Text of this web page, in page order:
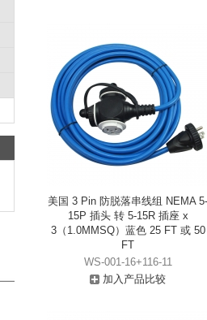
美国 3 Pin 防脱落串线组 NEMA 5-
15P 插头 转 5-15R 插座 x
3（1.0MMSQ）蓝色 25 FT 或 50
FT
WS-001-16+116-11
加入产品比较